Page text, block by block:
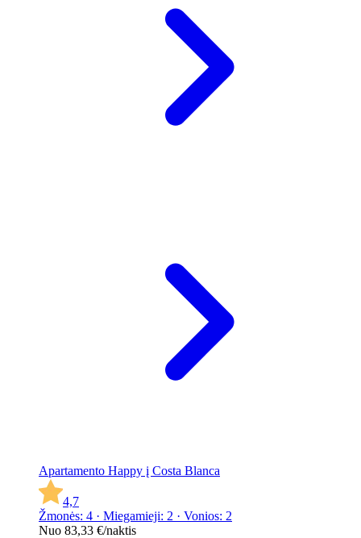
Apartamento Happy į Costa Blanca
4,7
Žmonės: 4 · Miegamieji: 2 · Vonios: 2
Nuo 83,33 €/naktis